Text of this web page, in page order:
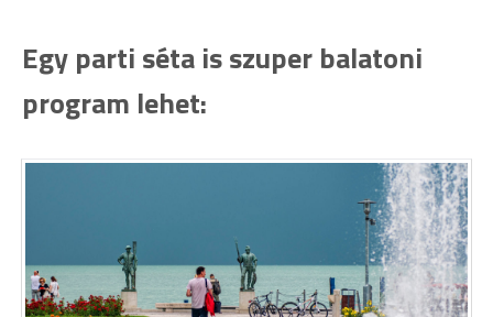
Egy parti séta is szuper balatoni
program lehet: